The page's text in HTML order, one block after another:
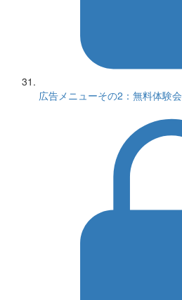
広告メニューその2：無料体験会